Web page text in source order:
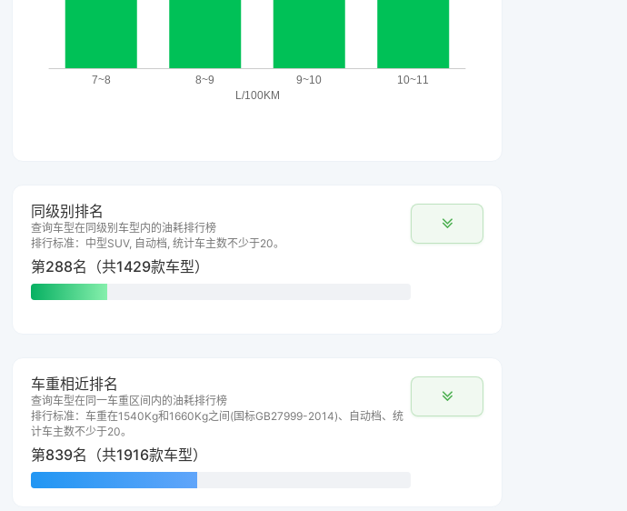
同级别排名
查询车型在同级别车型内的油耗排行榜
排行标准：中型SUV, 自动档, 统计车主数不少于20。
第288名（共1429款车型）
车重相近排名
查询车型在同一车重区间内的油耗排行榜
排行标准：车重在1540Kg和1660Kg之间(国标GB27999-2014)、自动档、统
计车主数不少于20。
第839名（共1916款车型）